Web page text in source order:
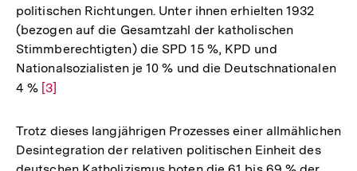
politischen Richtungen. Unter ihnen erhielten 1932
(bezogen auf die Gesamtzahl der katholischen
Stimmberechtigten) die SPD 15 %, KPD und
Nationalsozialisten je 10 % und die Deutschnationalen
4 % Zur
der
Fußnote
[3]
Trotz dieses langjährigen Prozesses einer allmählichen
Desintegration der relativen politischen Einheit des